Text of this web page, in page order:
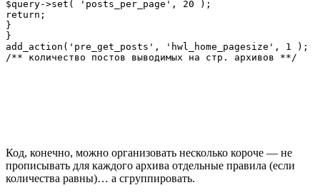
$query->set( 'posts_per_page', 20 );
return;
}
}
add_action('pre_get_posts', 'hwl_home_pagesize', 1 );
/** количество постов выводимых на стр. архивов **/
Код, конечно, можно организовать несколько короче — не
прописывать для каждого архива отдельные правила (если
количества равны)… а сгруппировать.